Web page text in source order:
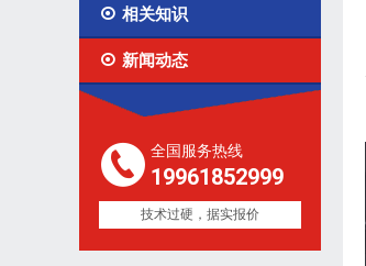
 相关知识
 新闻动态
全国服务热线
19961852999
技术过硬，据实报价